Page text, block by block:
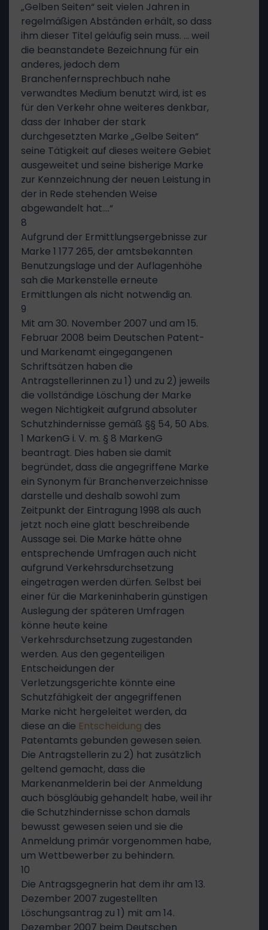
„Gelben Seiten“ seit vielen Jahren in
regelmäßigen Abständen erhält, so dass
ihm dieser Titel geläufig sein muss. … weil
die beanstandete Bezeichnung für ein
anderes, jedoch dem
Branchenfernsprechbuch nahe
verwandtes Medium benutzt wird, ist es
für den Verkehr ohne weiteres denkbar,
dass der Inhaber der stark
durchgesetzten Marke „Gelbe Seiten“
seine Tätigkeit auf dieses weitere Gebiet
ausgeweitet und seine bisherige Marke
zur Kennzeichnung der neuen Leistung in
der in Rede stehenden Weise
abgewandelt hat….“
8
Aufgrund der Ermittlungsergebnisse zur
Marke 1 177 265, der amtsbekannten
Benutzungslage und der Auflagenhöhe
sah die Markenstelle erneute
Ermittlungen als nicht notwendig an.
9
Mit am 30. November 2007 und am 15.
Februar 2008 beim Deutschen Patent-
und Markenamt eingegangenen
Schriftsätzen haben die
Antragstellerinnen zu 1) und zu 2) jeweils
die vollständige Löschung der Marke
wegen Nichtigkeit aufgrund absoluter
Schutzhindernisse gemäß §§ 54, 50 Abs.
1 MarkenG i. V. m. § 8 MarkenG
beantragt. Dies haben sie damit
begründet, dass die angegriffene Marke
ein Synonym für Branchenverzeichnisse
darstelle und deshalb sowohl zum
Zeitpunkt der Eintragung 1998 als auch
jetzt noch eine glatt beschreibende
Aussage sei. Die Marke hätte ohne
entsprechende Umfragen auch nicht
aufgrund Verkehrsdurchsetzung
eingetragen werden dürfen. Selbst bei
einer für die Markeninhaberin günstigen
Auslegung der späteren Umfragen
könne heute keine
Verkehrsdurchsetzung zugestanden
werden. Aus den gegenteiligen
Entscheidungen der
Verletzungsgerichte könnte eine
Schutzfähigkeit der angegriffenen
Marke nicht hergeleitet werden, da
diese an die Entscheidung des
Patentamts gebunden gewesen seien.
Die Antragstellerin zu 2) hat zusätzlich
geltend gemacht, dass die
Markenanmelderin bei der Anmeldung
auch bösgläubig gehandelt habe, weil ihr
die Schutzhindernisse schon damals
bewusst gewesen seien und sie die
Anmeldung primär vorgenommen habe,
um Wettbewerber zu behindern.
10
Die Antragsgegnerin hat dem ihr am 13.
Dezember 2007 zugestellten
Löschungsantrag zu 1) mit am 14.